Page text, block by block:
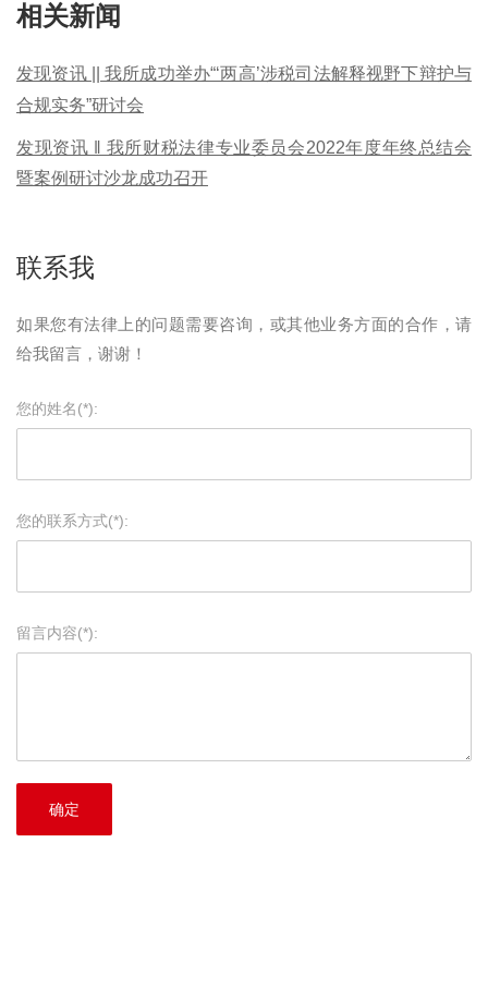
相关新闻
发现资讯 || 我所成功举办“‘两高’涉税司法解释视野下辩护与
合规实务”研讨会
发现资讯 ‖ 我所财税法律专业委员会2022年度年终总结会
暨案例研讨沙龙成功召开
联系我
如果您有法律上的问题需要咨询，或其他业务方面的合作，请
给我留言，谢谢！
您的姓名(*):
您的联系方式(*):
留言内容(*):
确定